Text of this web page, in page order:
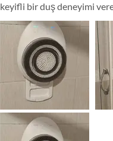
keyifli bir duş deneyimi